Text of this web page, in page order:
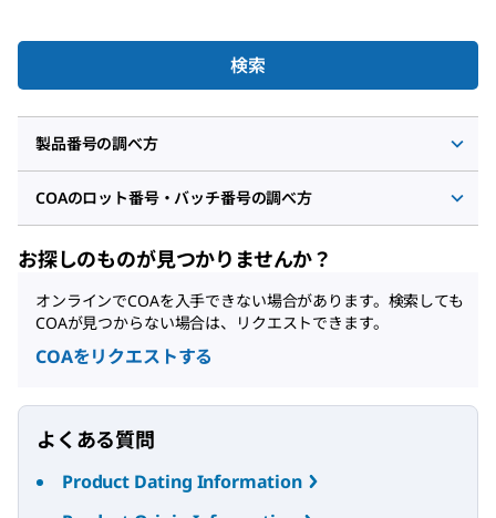
検索
製品番号の調べ方
COAのロット番号・バッチ番号の調べ方
お探しのものが見つかりませんか？
オンラインでCOAを入手できない場合があります。検索しても
COAが見つからない場合は、リクエストできます。
COAをリクエストする
よくある質問
Product Dating Information